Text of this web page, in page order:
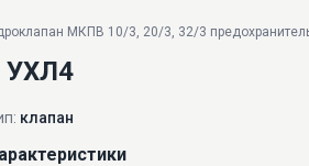
МКПВ 10/3, 20/3, 32/3
УХЛ4
клапан